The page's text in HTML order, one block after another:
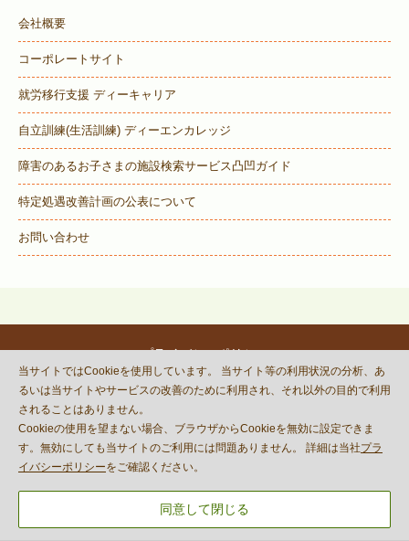
会社概要
コーポレートサイト
就労移行支援 ディーキャリア
自立訓練(生活訓練) ディーエンカレッジ
障害のあるお子さまの施設検索サービス凸凹ガイド
特定処遇改善計画の公表について
お問い合わせ
プライバシーポリシー
© DECOBOCO BASE Co.,Ltd.
and Terms of Serviceapply.
当サイトではCookieを使用しています。 当サイト等の利用状況の分析、あ
るいは当サイトやサービスの改善のために利用され、それ以外の目的で利用
されることはありません。
Cookieの使用を望まない場合、ブラウザからCookieを無効に設定できま
す。無効にしても当サイトのご利用には問題ありません。 詳細は当社プラ
イバシーポリシーをご確認ください。
同意して閉じる